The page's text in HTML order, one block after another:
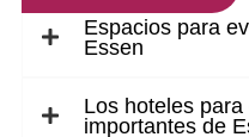
Espacios para
Essen
Los hoteles
importantes de